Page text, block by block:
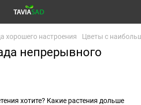
хорошего настроения Цветы с
непрерывного
хотите? Какие растения дольше